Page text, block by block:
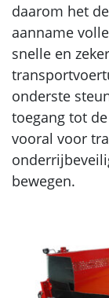
daarom het
aanname
snelle en
onderste
toegang tot
vooral voor
bewegen.